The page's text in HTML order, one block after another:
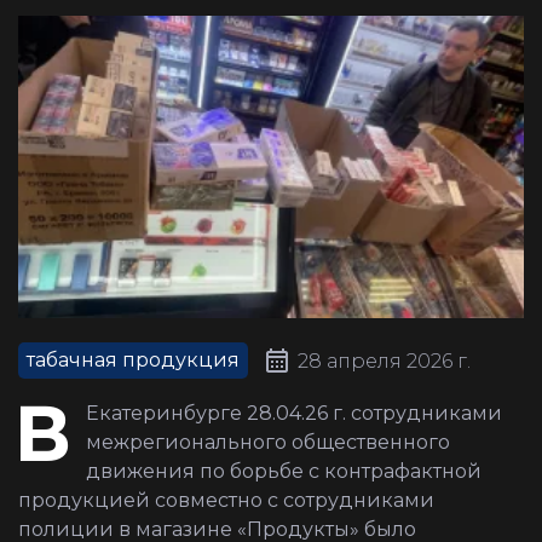
табачная продукция 28 апреля 2026 г.
В
Екатеринбурге 28.04.26 г. сотрудниками
межрегионального общественного
движения по борьбе с контрафактной
продукцией совместно с сотрудниками
полиции в магазине «Продукты» было